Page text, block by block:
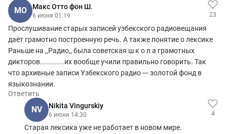
МО Макс Отто фон Ш.
6 июня 01:19 23
Прослушивание старых записей узбекского радиовещания
даёт грамотно построенную речь. А также понятие о лексике
Раньше на ,,Радио,, была советская ш к о л а грамотных
дикторов............их вообще учили правильно говорить. Так
что архивные записи Узбекского радио --- золотой фонд в
языкознании.
Ответить
NV Nikita Vingurskiy
6 июня 14:30 4
Старая лексика уже не работает в новом мире.